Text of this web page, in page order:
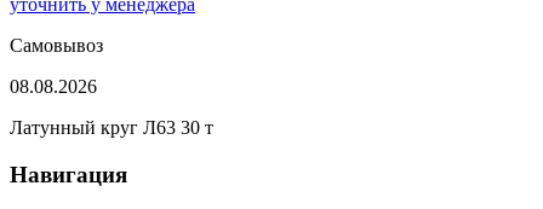
уточнить у менеджера
Самовывоз
08.08.2026
Латунный круг Л63 30 т
Навигация